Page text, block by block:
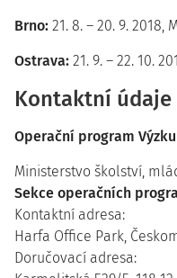
Brno: 21. 8. – 20. 9.
Ostrava: 21. 9. – 22. 10.
Kontaktní údaje
Operační program
Ministerstvo školství,
Sekce operačních
Kontaktní adresa:
Harfa Office Park,
Doručovací adresa: